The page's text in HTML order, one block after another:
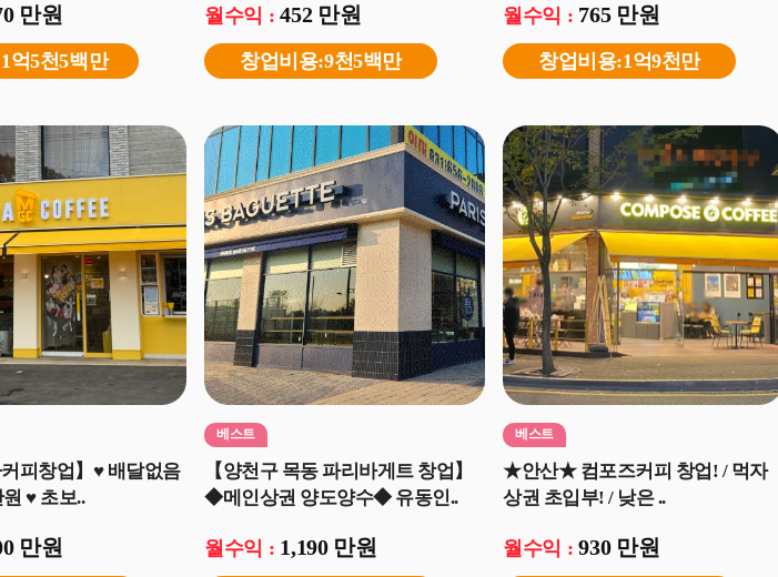
만원
억5천5백만
월수익 :452 만원
창업비용:9천5백만
월수익 : 765 만원
창업비용:1억9천만
커피창업】♥ 배달없음
♥ 초보..
만원
베스트
【양천구 목동 파리바게트 창업】
◆메인상권 양도양수◆ 유동인..
월수익 : 1,190 만원
베스트
★안산★ 컴포즈커피 창업! / 먹자
상권 초입부! / 낮은 ..
월수익 :930 만원